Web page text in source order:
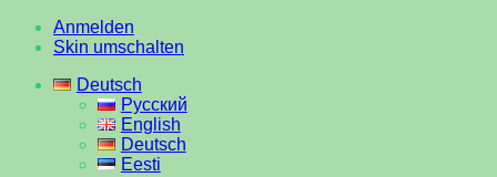
Anmelden
Skin umschalten
Deutsch
Русский
English
Deutsch
Eesti